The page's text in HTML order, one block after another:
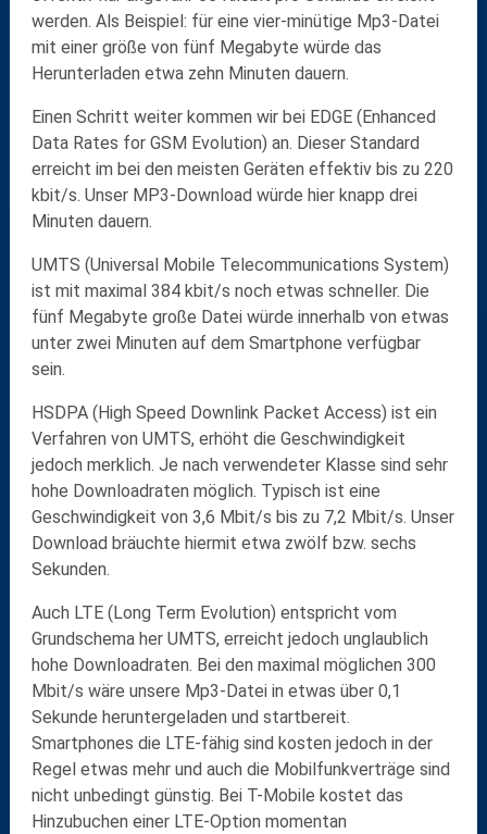
werden. Als Beispiel: für eine vier-minütige Mp3-Datei
mit einer größe von fünf Megabyte würde das
Herunterladen etwa zehn Minuten dauern.
Einen Schritt weiter kommen wir bei EDGE (Enhanced
Data Rates for GSM Evolution) an. Dieser Standard
erreicht im bei den meisten Geräten effektiv bis zu 220
kbit/s. Unser MP3-Download würde hier knapp drei
Minuten dauern.
UMTS (Universal Mobile Telecommunications System)
ist mit maximal 384 kbit/s noch etwas schneller. Die
fünf Megabyte große Datei würde innerhalb von etwas
unter zwei Minuten auf dem Smartphone verfügbar
sein.
HSDPA(High Speed Downlink Packet Access) ist ein
Verfahren von UMTS, erhöht die Geschwindigkeit
jedoch merklich. Je nach verwendeter Klasse sind sehr
hohe Downloadraten möglich. Typisch ist eine
Geschwindigkeit von 3,6 Mbit/s bis zu 7,2 Mbit/s. Unser
Download bräuchte hiermit etwa zwölf bzw. sechs
Sekunden.
Auch LTE(Long Term Evolution) entspricht vom
Grundschema her UMTS, erreicht jedoch unglaublich
hohe Downloadraten. Bei den maximal möglichen 300
Mbit/s wäre unsere Mp3-Datei in etwas über 0,1
Sekunde heruntergeladen und startbereit.
Smartphones die LTE-fähig sind kosten jedoch in der
Regel etwas mehr und auch die Mobilfunkverträge sind
nicht unbedingt günstig. Bei T-Mobile kostet das
Hinzubuchen einer LTE-Option momentan